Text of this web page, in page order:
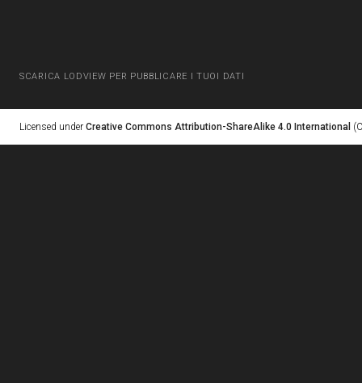
SCARICA LODVIEW PER PUBBLICARE I TUOI DATI
Licensed under Creative Commons Attribution-ShareAlike 4.0 International